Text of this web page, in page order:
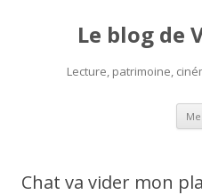
Le blog de
Lecture, patrimoine,
Chat va vider mon